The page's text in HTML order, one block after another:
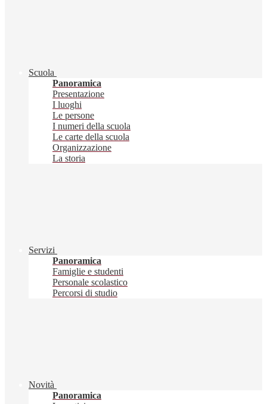
Scuola
Panoramica
Presentazione
I luoghi
Le persone
I numeri della scuola
Le carte della scuola
Organizzazione
La storia
Servizi
Panoramica
Famiglie e studenti
Personale scolastico
Percorsi di studio
Novità
Panoramica